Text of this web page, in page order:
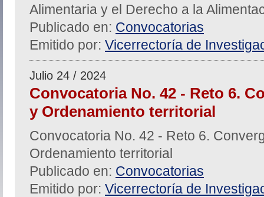
Alimentaria y el Derecho a la
Publicado en: Convocatorias
Emitido por: Vicerrectoría de
Julio 24 / 2024
Convocatoria No. 42 - Reto 6.
y Ordenamiento territorial
Convocatoria No. 42 - Reto 6.
Ordenamiento territorial
Publicado en: Convocatorias
Emitido por: Vicerrectoría de